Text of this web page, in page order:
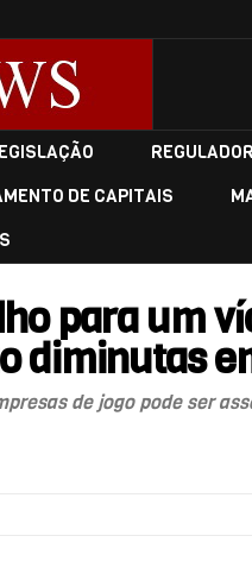
DE CAPITAIS
para um
diminutas
de jogo pode ser